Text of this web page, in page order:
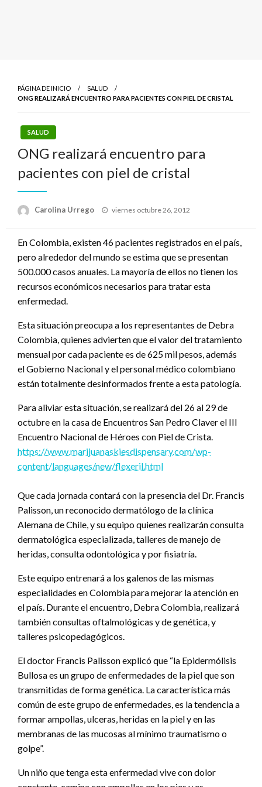
PÁGINA DE INICIO
SALUD
ONG REALIZARÁ ENCUENTRO PARA PACIENTES CON PIEL DE CRISTAL
SALUD
ONG realizará encuentro para
pacientes con piel de cristal
Carolina Urrego
Publicado
viernes octubre 26, 2012
En Colombia, existen 46 pacientes registrados en el país,
pero alrededor del mundo se estima que se presentan
500.000 casos anuales. La mayoría de ellos no tienen los
recursos económicos necesarios para tratar esta
enfermedad.
Esta situación preocupa a los representantes de Debra
Colombia, quienes advierten que el valor del tratamiento
mensual por cada paciente es de 625 mil pesos, además
el Gobierno Nacional y el personal médico colombiano
están totalmente desinformados frente a esta patología.
Para aliviar esta situación, se realizará del 26 al 29 de
octubre en la casa de Encuentros San Pedro Claver el III
Encuentro Nacional de Héroes con Piel de Crista.
https://www.marijuanaskiesdispensary.com/wp-
content/languages/new/flexeril.html
Que cada jornada contará con la presencia del Dr. Francis
Palisson, un reconocido dermatólogo de la clínica
Alemana de Chile, y su equipo quienes realizarán consulta
dermatológica especializada, talleres de manejo de
heridas, consulta odontológica y por fisiatría.
Este equipo entrenará a los galenos de las mismas
especialidades en Colombia para mejorar la atención en
el país. Durante el encuentro, Debra Colombia, realizará
también consultas oftalmológicas y de genética, y
talleres psicopedagógicos.
El doctor Francis Palisson explicó que “la Epidermólisis
Bullosa es un grupo de enfermedades de la piel que son
transmitidas de forma genética. La característica más
común de este grupo de enfermedades, es la tendencia a
formar ampollas, ulceras, heridas en la piel y en las
membranas de las mucosas al mínimo traumatismo o
golpe”.
Un niño que tenga esta enfermedad vive con dolor